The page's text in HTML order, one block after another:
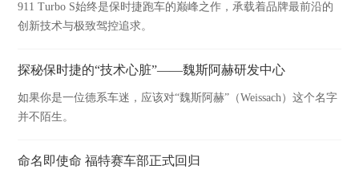
911 Turbo S始终是保时捷跑车的巅峰之作，承载着品牌最前沿的
创新技术与极致驾控追求。
探秘保时捷的“技术心脏”——魏斯阿赫研发中心
如果你是一位德系车迷，应该对“魏斯阿赫”（Weissach）这个名字
并不陌生。
命名即使命 福特赛车部正式回归